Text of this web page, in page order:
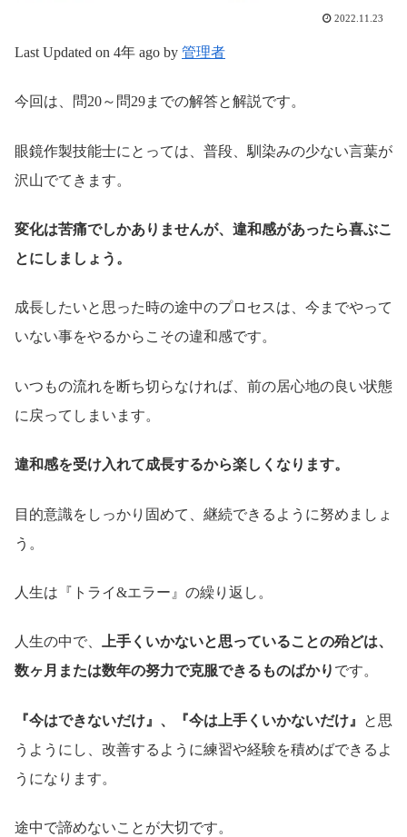
2022.11.23
Last Updated on 4年 ago by 管理者
今回は、問20～問29までの解答と解説です。
眼鏡作製技能士にとっては、普段、馴染みの少ない言葉が
沢山でてきます。
変化は苦痛でしかありませんが、違和感があったら喜ぶこ
とにしましょう。
成長したいと思った時の途中のプロセスは、今までやって
いない事をやるからこその違和感です。
いつもの流れを断ち切らなければ、前の居心地の良い状態
に戻ってしまいます。
違和感を受け入れて成長するから楽しくなります。
目的意識をしっかり固めて、継続できるように努めましょ
う。
人生は『トライ&エラー』の繰り返し。
人生の中で、
上手くいかないと思っていることの殆どは、
数ヶ月または数年の努力で克服できるものばかり です。
『今はできないだけ』、『今は上手くいかないだけ』
と思
うようにし、改善するように練習や経験を積めばできるよ
うになります。
途中で諦めないことが大切です。